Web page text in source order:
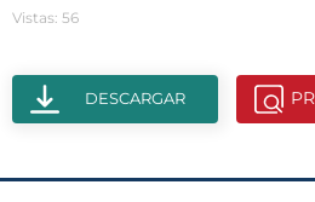
Vistas: 56
DESCARGAR